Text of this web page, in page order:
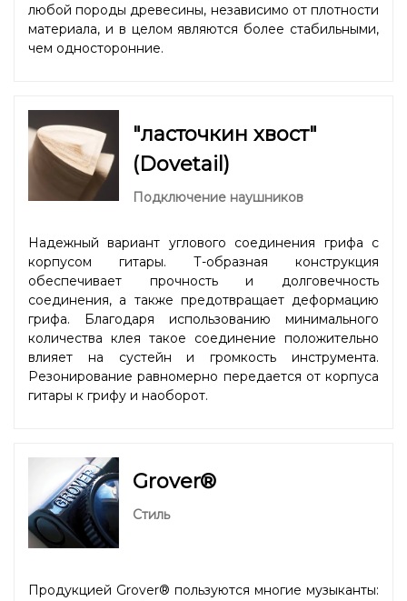
любой породы древесины, независимо от плотности
материала, и в целом являются более стабильными,
чем односторонние.
"ласточкин хвост"
(Dovetail)
Подключение наушников
Надежный вариант углового соединения грифа с
корпусом гитары. Т-образная конструкция
обеспечивает прочность и долговечность
соединения, а также предотвращает деформацию
грифа. Благодаря использованию минимального
количества клея такое соединение положительно
влияет на сустейн и громкость инструмента.
Резонирование равномерно передается от корпуса
гитары к грифу и наоборот.
Grover®
Стиль
Продукцией Grover® пользуются многие музыканты: